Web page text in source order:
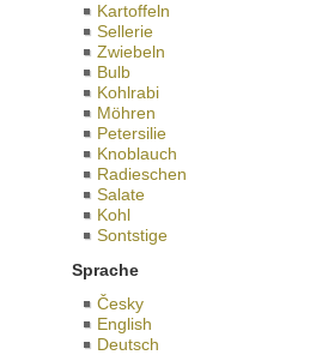
Kartoffeln
Sellerie
Zwiebeln
Bulb
Kohlrabi
Möhren
Petersilie
Knoblauch
Radieschen
Salate
Kohl
Sontstige
Sprache
Česky
English
Deutsch